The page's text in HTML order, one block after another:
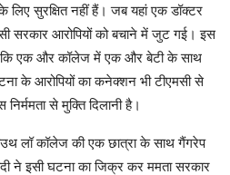
लिए सुरक्षित नहीं हैं। जब यहां एक डॉक्टर
सरकार आरोपियों को बचाने में जुट गई। इस
कि एक और कॉलेज में एक और बेटी के साथ
के आरोपियों का कनेक्शन भी टीएमसी से
से मुक्ति दिलानी है।
लॉ कॉलेज की एक छात्रा के साथ गैंगरेप
ने इसी घटना का जिक्र कर ममता सरकार